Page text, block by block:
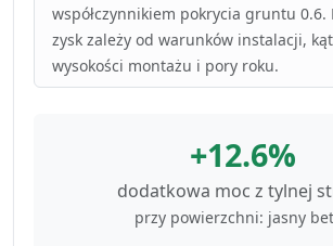
współczynnikiem pokrycia gruntu 0.6.
zysk zależy od warunków instalacji,
wysokości montażu i pory roku.
+12.6%
dodatkowa moc z tylnej
przy powierzchni: jasny